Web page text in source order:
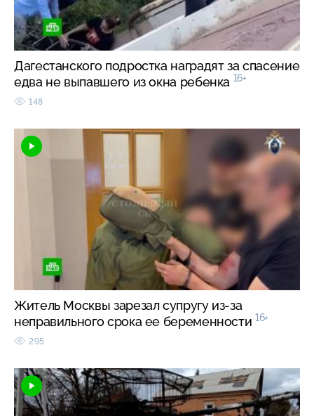
Дагестанского подростка наградят за спасение
едва не выпавшего из окна ребенка 16+
148
Житель Москвы зарезал супругу из-за
неправильного срока ее беременности 16+
295